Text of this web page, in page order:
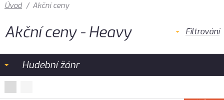
Úvod / Akční ceny
Akční ceny - Heavy Filtrování
Hudební žánr